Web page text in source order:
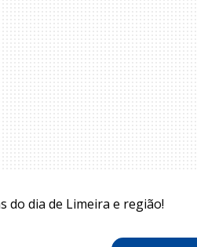
do dia de Limeira e região!